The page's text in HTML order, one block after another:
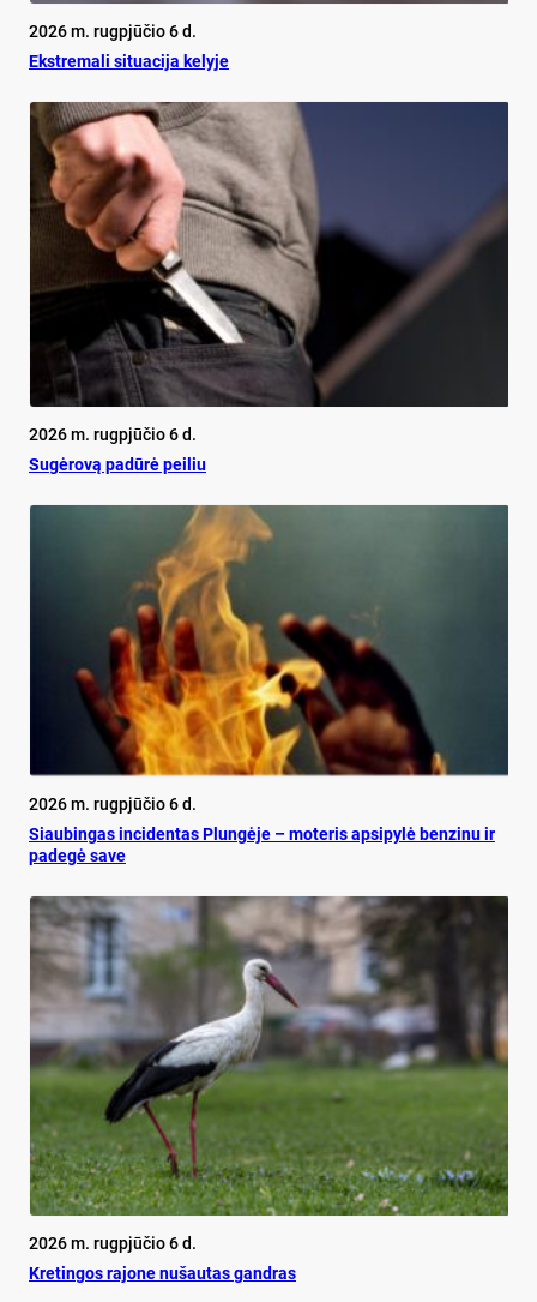
2026 m. rugpjūčio 6 d.
Ekst­re­ma­li si­tua­ci­ja ke­ly­je
2026 m. rugpjūčio 6 d.
Su­gė­ro­vą pa­dū­rė pei­liu
2026 m. rugpjūčio 6 d.
Siau­bin­gas in­ci­den­tas Plun­gė­je – mo­te­ris ap­si­py­lė ben­zi­nu ir
pa­de­gė sa­ve
2026 m. rugpjūčio 6 d.
Kretingos rajone nušautas gandras